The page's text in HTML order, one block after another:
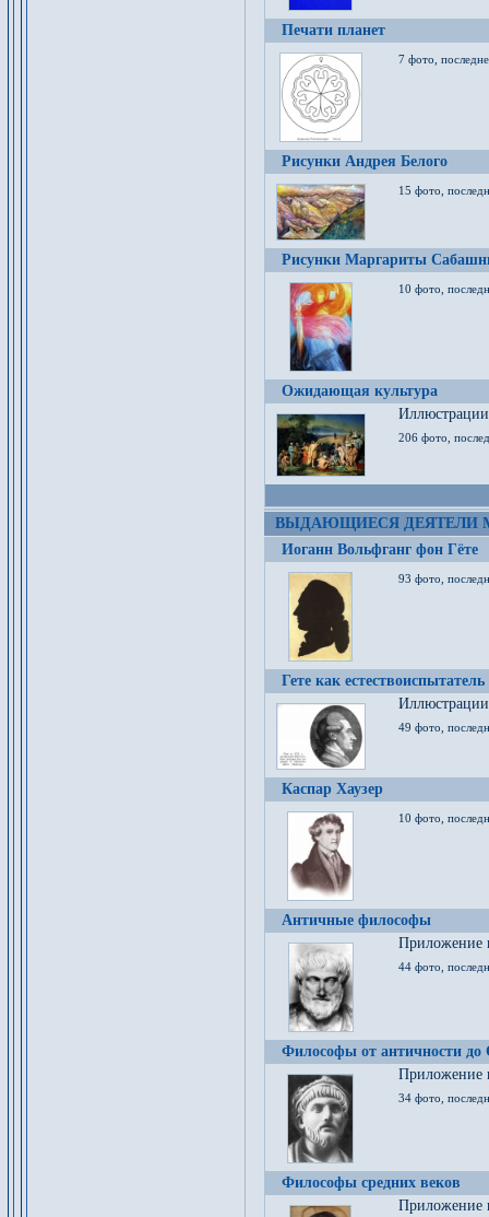
Печати планет
7 фото,
Рисунки Андрея Белого
15 фото,
Рисунки Маргариты
10 фото,
Ожидающая культура
206 фото,
ВЫДАЮЩИЕСЯ ДЕЯТЕЛИ
Иоганн Вольфганг фон Гёте
93 фото,
Гете как естествоиспытатель
49 фото,
Каспар Хаузер
10 фото,
Античные философы
Приложение
44 фото,
Философы от античности до
Приложение
34 фото,
Философы средних веков
Приложение